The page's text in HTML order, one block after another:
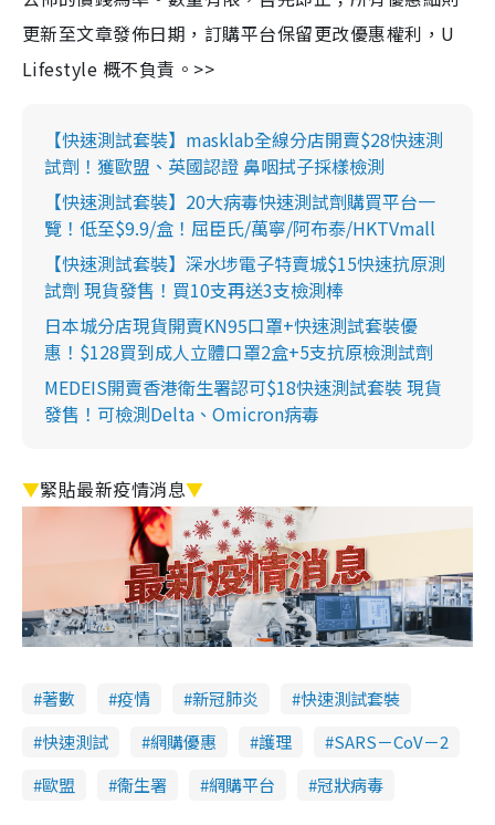
更新至文章發佈日期，訂購平台保留更改優惠權利，U
Lifestyle 概不負責。>>
【快速測試套裝】masklab全線分店開賣$28快速測
試劑！獲歐盟、英國認證 鼻咽拭子採樣檢測
【快速測試套裝】20大病毒快速測試劑購買平台一
覽！低至$9.9/盒！屈臣氏/萬寧/阿布泰/HKTVmall
【快速測試套裝】深水埗電子特賣城$15快速抗原測
試劑 現貨發售！買10支再送3支檢測棒
日本城分店現貨開賣KN95口罩+快速測試套裝優
惠！$128買到成人立體口罩2盒+5支抗原檢測試劑
MEDEIS開賣香港衛生署認可$18快速測試套裝 現貨
發售！可檢測Delta、Omicron病毒
▼緊貼最新疫情消息▼
著數 疫情 新冠肺炎
快速測試套裝
快速測試
網購優惠 護理
SARS－CoV－2
歐盟
衞生署 網購平台 冠狀病毒